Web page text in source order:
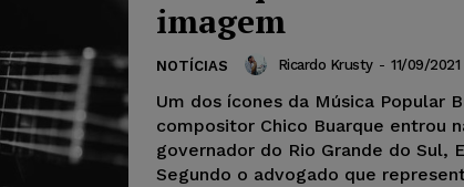
imagem
NOTÍCIAS Ricardo Krusty - 11/09/2021
Um dos ícones da Música Popular
compositor Chico Buarque entrou
governador do Rio Grande do Sul,
Segundo o advogado que